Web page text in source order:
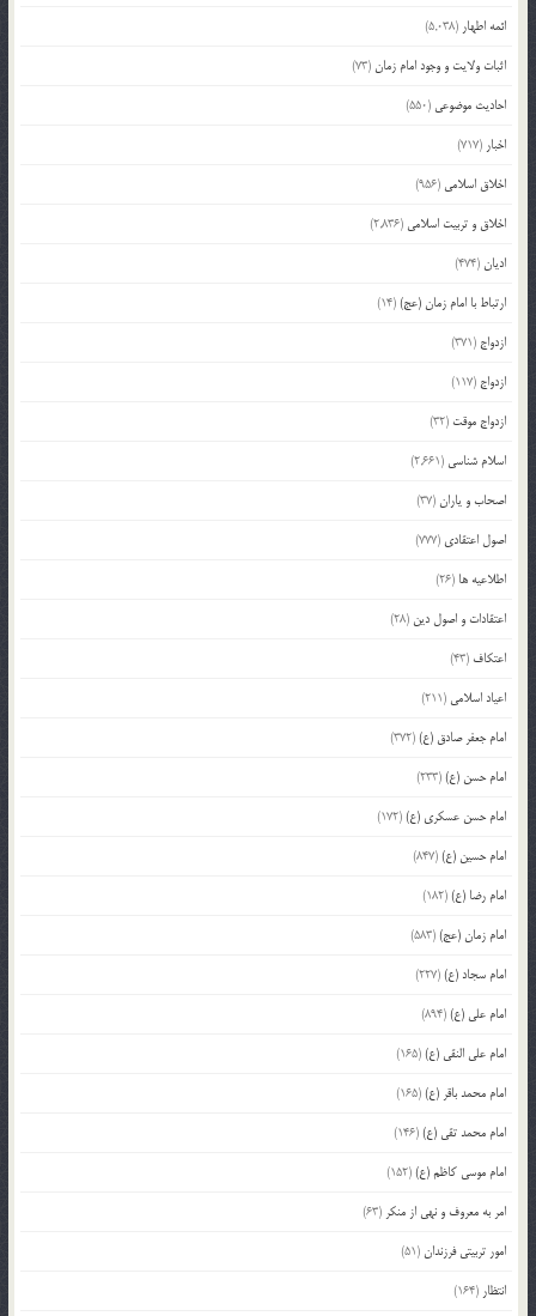
ائمه اطهار (5,038)
اثبات ولایت و وجود امام زمان(73)
احادیث موضوعی (550)
اخبار (717)
اخلاق اسلامی (956)
اخلاق و تربیت اسلامی (2,836)
ادیان(474)
ارتباط با امام زمان (عج)(14)
ازدواج (371)
ازدواج (117)
ازدواج موقت (32)
اسلام شناسی (2,661)
اصحاب و یاران(37)
اصول اعتقادی (777)
اطلاعیه ها (26)
اعتقادات و اصول دین (28)
اعتکاف (43)
اعیاد اسلامی (211)
امام جعفر صادق (ع)(372)
امام حسن (ع)(233)
امام حسن عسکری (ع)(172)
امام حسین (ع)(847)
امام رضا (ع)(182)
امام زمان (عج)(583)
امام سجاد (ع)(227)
امام علی (ع)(894)
امام علی النقی (ع)(165)
امام محمد باقر (ع)(165)
امام محمد تقی (ع)(146)
امام موسی کاظم (ع)(152)
امر به معروف و نهی از منکر (63)
امور تربیتی فرزندان(51)
انتظار (164)